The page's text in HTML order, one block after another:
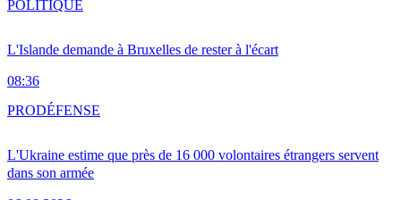
L'Islande demande à Bruxelles de rester à l'écart
08:36
POLITIQUE
L'Ukraine estime que près de 16 000 volontaires étrangers servent
dans son armée
PRODÉFENSE